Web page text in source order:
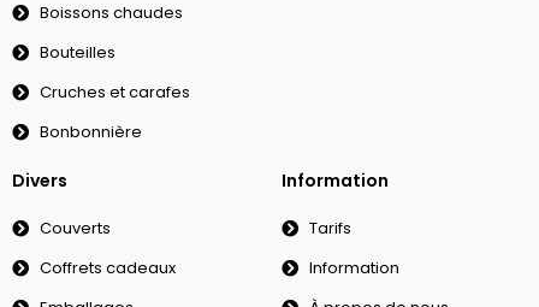
Boissons chaudes
Bouteilles
Cruches et carafes
Bonbonnière
Divers
Couverts
Coffrets cadeaux
Information
Tarifs
Information